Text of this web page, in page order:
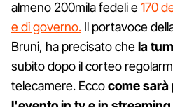
almeno 200mila fedeli e170
e di governo. Il portavoce
Bruni, ha precisato chela
subito dopo il corteo
telecamere. Eccocome sarà